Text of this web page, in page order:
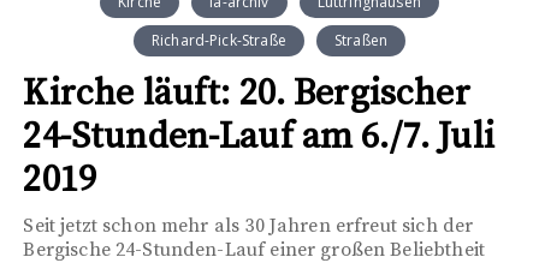
Richard-Pick-Straße
Straßen
Kirche läuft: 20. Bergischer
24-Stunden-Lauf am 6./7. Juli
2019
Seit jetzt schon mehr als 30 Jahren erfreut sich der
Bergische 24-Stunden-Lauf einer großen Beliebtheit